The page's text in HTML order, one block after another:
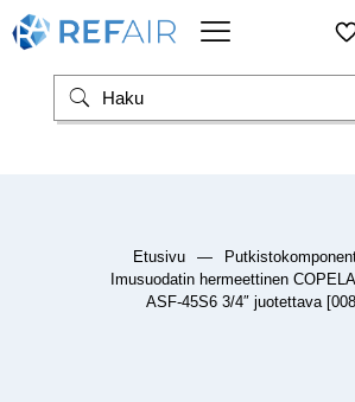
Etusivu —
Imusuodatin hermeettinen
ASF-45S6 3/4″ juotettava